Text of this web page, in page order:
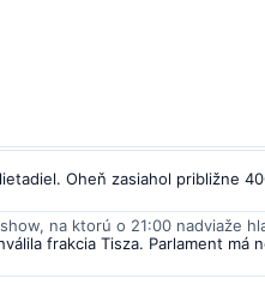
Oheň zasiahol približne
frakcia Tisza. Parlament
na ktorú o 21:00 nadviaže